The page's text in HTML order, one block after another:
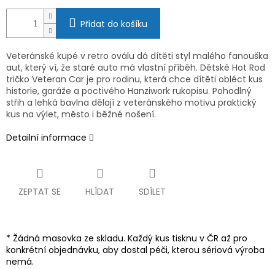
Přidat do košíku
Veteránské kupé v retro oválu dá dítěti styl malého fanouška
aut, který ví, že staré auto má vlastní příběh. Dětské Hot Rod
tričko Veteran Car je pro rodinu, která chce dítěti obléct kus
historie, garáže a poctivého Hanziwork rukopisu. Pohodlný
střih a lehká bavlna dělají z veteránského motivu praktický
kus na výlet, město i běžné nošení.
Detailní informace
ZEPTAT SE HLÍDAT SDÍLET
* Žádná masovka ze skladu. Každý kus tisknu v ČR až pro
konkrétní objednávku, aby dostal péči, kterou sériová výroba
nemá.